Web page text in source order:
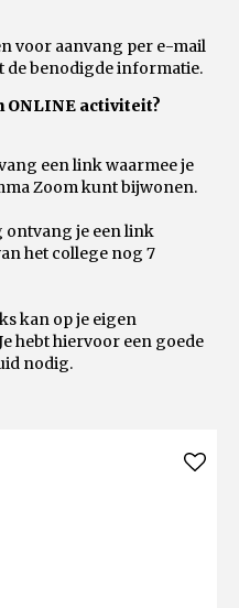
voor aanvang per e-mail
de benodigde informatie.
ONLINE activiteit?
een link waarmee je
Zoom kunt bijwonen.
ontvang je een link
het college nog 7
kan op je eigen
hebt hiervoor een goede
nodig.